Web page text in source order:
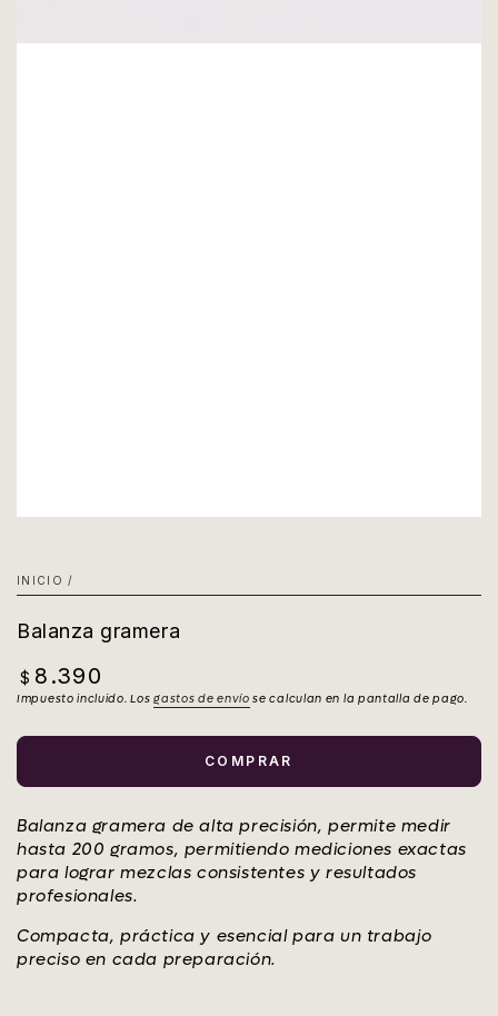
INICIO /
Balanza gramera
Precio
regular
$ 8.390
Impuesto incluido. Losgastos de envío se calculan en la pantalla de pago.
COMPRAR
Balanza gramera de alta precisión, permite medir
hasta 200 gramos, permitiendo mediciones exactas
para lograr mezclas consistentes y resultados
profesionales.
Compacta, práctica y esencial para un trabajo
preciso en cada preparación.